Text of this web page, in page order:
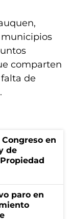
municipios
comparten
de
en
de
paro en